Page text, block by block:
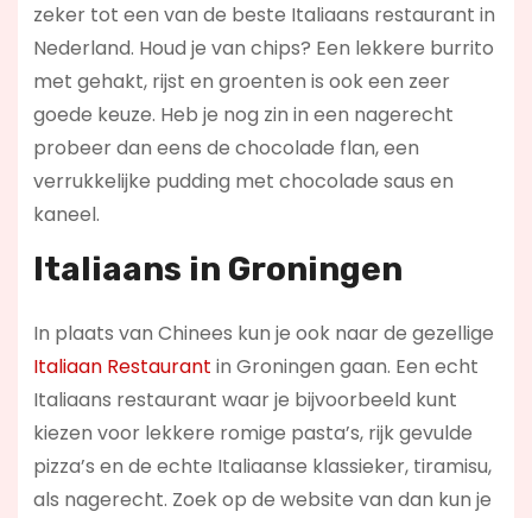
zeker tot een van de beste Italiaans restaurant in
Nederland. Houd je van chips? Een lekkere burrito
met gehakt, rijst en groenten is ook een zeer
goede keuze. Heb je nog zin in een nagerecht
probeer dan eens de chocolade flan, een
verrukkelijke pudding met chocolade saus en
kaneel.
Italiaans in Groningen
In plaats van Chinees kun je ook naar de gezellige
Italiaan Restaurant in Groningen gaan. Een echt
Italiaans restaurant waar je bijvoorbeeld kunt
kiezen voor lekkere romige pasta’s, rijk gevulde
pizza’s en de echte Italiaanse klassieker, tiramisu,
als nagerecht. Zoek op de website van dan kun je